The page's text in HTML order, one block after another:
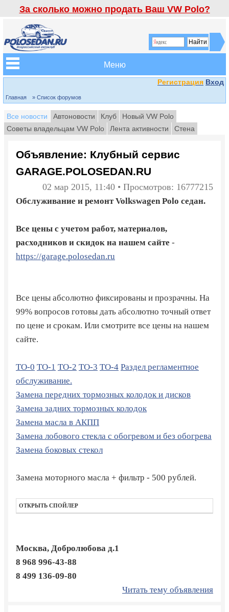
За сколько можно продать Ваш VW Polo?
Меню
Регистрация Вход
Главная » Список форумов
Все новости Автоновости Клуб
Новый VW Polo
Советы владельцам VW Polo
Лента активности Стена
Объявление: Клубный сервис
GARAGE.POLOSEDAN.RU
02 мар 2015, 11:40 • Просмотров: 16777215
Обслуживание и ремонт Volkswagen Polo седан.
Все цены с учетом работ, материалов,
расходников и скидок на нашем сайте -
https://garage.polosedan.ru
Все цены абсолютно фиксированы и прозрачны. На
99% вопросов готовы дать абсолютно точный ответ
по цене и срокам. Или смотрите все цены на нашем
сайте.
ТО-0 ТО-1 ТО-2 ТО-3 ТО-4 Раздел регламентное
обслуживание.
Замена передних тормозных колодок и дисков
Замена задних тормозных колодок
Замена масла в АКПП
Замена лобового стекла с обогревом и без обогрева
Замена боковых стекол
Замена моторного масла + фильтр - 500 рублей.
ОТКРЫТЬ СПОЙЛЕР
Москва, Добролюбова д.1
8 968 996-43-88
8 499 136-09-80
Читать тему объявления